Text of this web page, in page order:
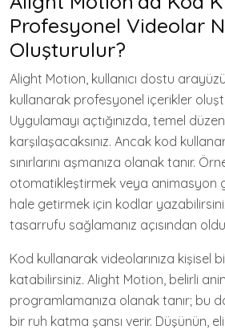
Profesyonel Videolar
Oluşturulur?
Alight Motion, kullanıcı dostu
kullanarak profesyonel içerikler
Uygulamayı açtığınızda, temel
karşılaşacaksınız. Ancak kod
sınırlarını aşmanıza olanak tanır.
otomatikleştirmek veya animasyon
hale getirmek için kodlar
tasarrufu sağlamanız açısından
Kod kullanarak videolarınıza kişisel
katabilirsiniz. Alight Motion, belirli
programlamanıza olanak tanır; bu
bir ruh katma şansı verir. Düşünün,